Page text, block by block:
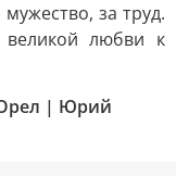
за труд.
любви к
Орел | Юрий